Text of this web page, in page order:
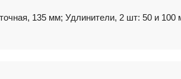
135 мм; Удлинители, 2 шт: 50 и 100